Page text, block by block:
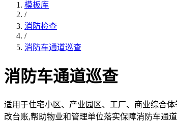
模板库
/
消防检查
/
消防车通道巡查
消防车通道巡查
适用于住宅小区、产业园区、工厂、商业综合
改台账,帮助物业和管理单位落实保障消防车通